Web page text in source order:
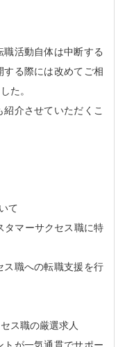
活動自体は中断する
する際には改めてご相
た。
介させていただくこ
て
タマーサクセス職に特
ス職への転職支援を行
ス職の厳選求人